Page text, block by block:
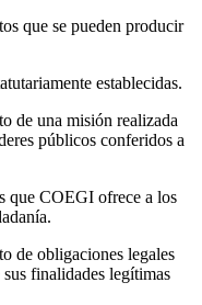
que se pueden producir
establecidas.
de una misión realizada
públicos conferidos a
que COEGI ofrece a los
de obligaciones legales
finalidades legítimas